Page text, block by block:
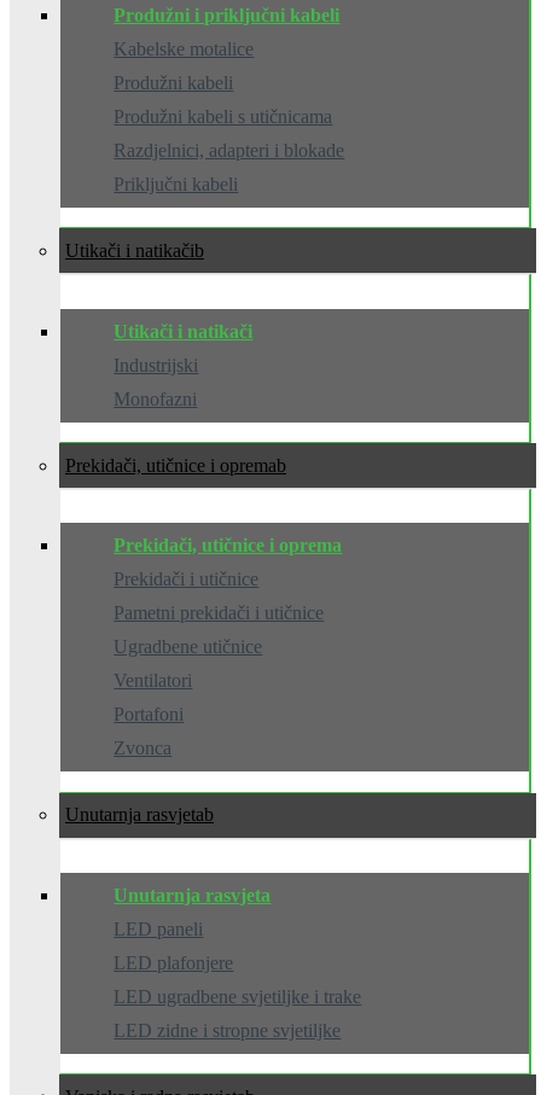
Produžni i priključni kabeli
Kabelske motalice
Produžni kabeli
Produžni kabeli s utičnicama
Razdjelnici, adapteri i blokade
Priključni kabeli
Utikači i natikači
Utikači i natikači
Industrijski
Monofazni
Prekidači, utičnice i oprema
Prekidači, utičnice i oprema
Prekidači i utičnice
Pametni prekidači i utičnice
Ugradbene utičnice
Ventilatori
Portafoni
Zvonca
Unutarnja rasvjeta
Unutarnja rasvjeta
LED paneli
LED plafonjere
LED ugradbene svjetiljke i trake
LED zidne i stropne svjetiljke